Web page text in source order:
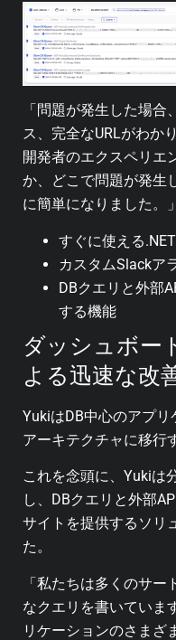
「問題が発生した場
ス、完全なURLがわか
開発者のエクスペリエ
か、どこで問題が発生
に簡単になりました。」
すぐに使える
カスタムSlackア
DBクエリと外部
する機能
ダッシュボー
よる迅速な改
YukiはDB中心のアプ
アーキテクチャに移行
これを念頭に、Yukiは
し、DBクエリと外部
サイトを提供するソリ
た。
「私たちは多くのサ
なクエリを書いていま
リケーションのさまざ